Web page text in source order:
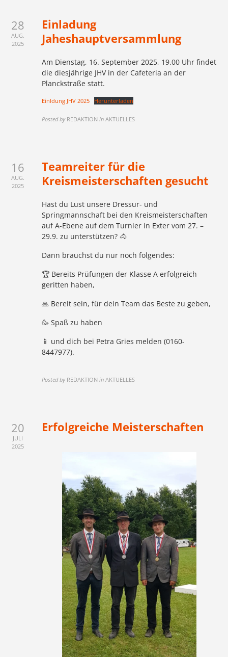
28
AUG.
2025
Einladung
Jaheshauptversammlung
Am Dienstag, 16. September 2025, 19.00 Uhr findet
die diesjährige JHV in der Cafeteria an der
Planckstraße statt.
Einldung JHV 2025 Herunterladen
Posted by REDAKTION in AKTUELLES
16
AUG.
2025
Teamreiter für die
Kreismeisterschaften gesucht
Hast du Lust unsere Dressur- und
Springmannschaft bei den Kreismeisterschaften
auf A-Ebene auf dem Turnier in Exter vom 27. –
29.9. zu unterstützen? 🐴
Dann brauchst du nur noch folgendes:
🏆 Bereits Prüfungen der Klasse A erfolgreich
geritten haben,
🙏 Bereit sein, für dein Team das Beste zu geben,
🥳 Spaß zu haben
📱 und dich bei Petra Gries melden (0160-
8447977).
Posted by REDAKTION in AKTUELLES
20
JULI
2025
Erfolgreiche Meisterschaften